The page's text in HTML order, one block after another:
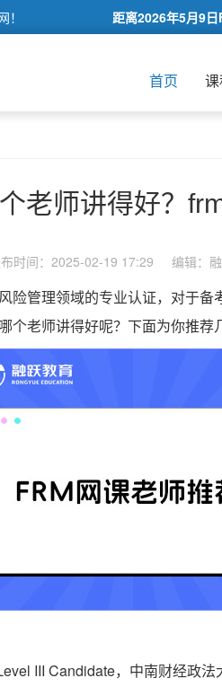
距离2026年5月9
首页
老师讲得好？
时间：2025-02-19 17:29 编辑：
险管理领域的专业认证，对于
老师讲得好呢？下面为你推荐
III Candidate，中南财经政